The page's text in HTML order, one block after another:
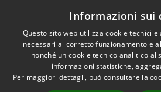
Dichiarazione di accessibilità
Accessibilità
Informazioni sui
Questo sito web utilizza cookie tecnici
necessari al corretto funzionamento e
nonché un cookie tecnico analitico al
informazioni statistiche,
Per maggiori dettagli, può consultare la